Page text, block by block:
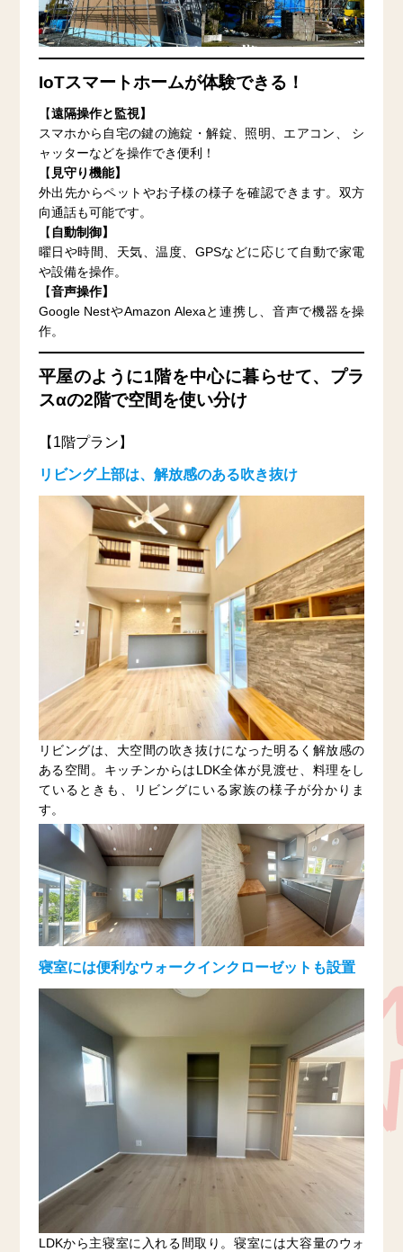
IoTスマートホームが体験できる！
【遠隔操作と監視】
スマホから自宅の鍵の施錠・解錠、照明、エアコン、 シ
ャッターなどを操作でき便利！
【 見守り機能】
外出先からペットやお子様の様子を確認できます。双方
向通話も可能です。
【 自動制御】
曜日や時間、天気、温度、GPSなどに応じて自動で家電
や設備を操作。
【音声操作】
Google NestやAmazon Alexaと連携し、音声で機器を操
作。
平屋のように1階を中心に暮らせて、プラ
スαの2階で空間を使い分け
【1階プラン】
リビング上部は、解放感のある吹き抜け
リビングは、大空間の吹き抜けになった明るく解放感の
ある空間。キッチンからはLDK全体が見渡せ、料理をし
ているときも、リビングにいる家族の様子が分かりま
す。
寝室には便利なウォークインクローゼットも設置
LDKから主寝室に入れる間取り。寝室には大容量のウォ